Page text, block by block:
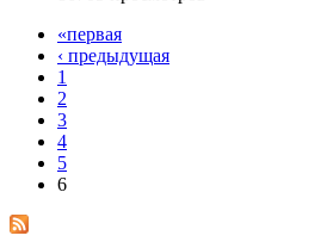
«первая
‹ предыдущая
1
2
3
4
5
6